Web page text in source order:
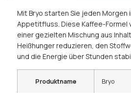
Mit Bryo starten Sie jeden Morgen
Appetitfluss. Diese Kaffee-Formel
einer gezielten Mischung aus
Heißhunger reduzieren, den
und die Energie über Stunden
Produktname Bryo